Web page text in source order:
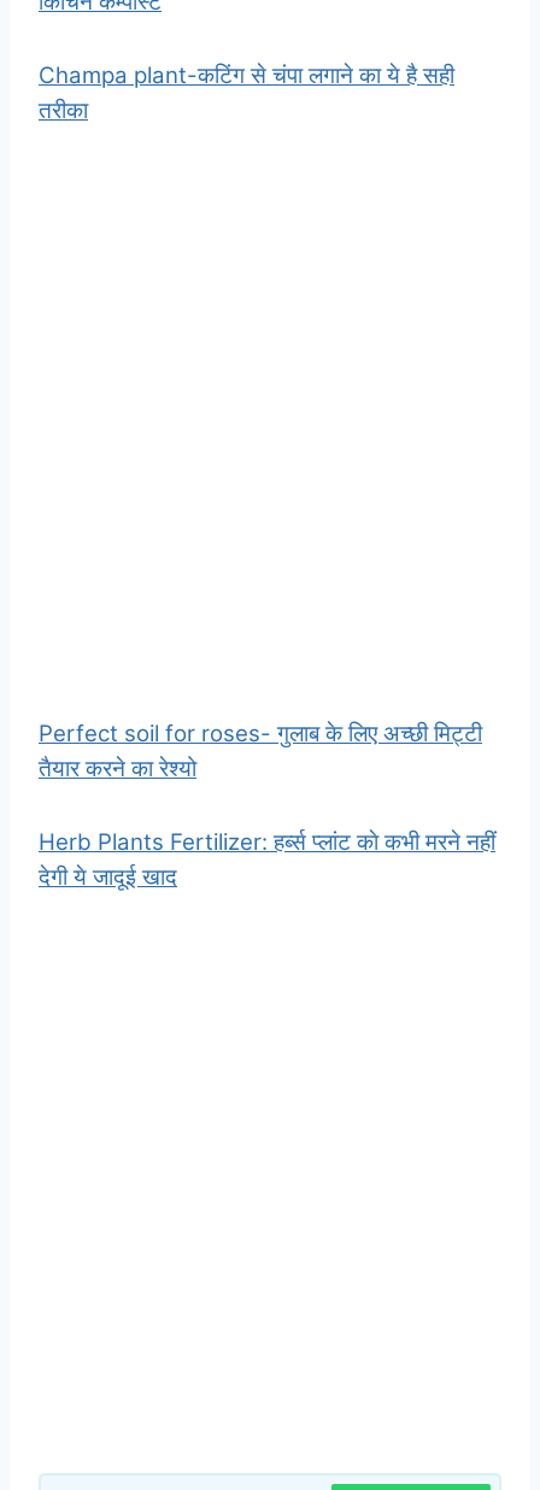
Champa plant-कटिंग से चंपा लगाने का ये है सही
तरीका
Perfect soil for roses- गुलाब के लिए अच्छी मिट्टी
तैयार करने का रेश्यो
Herb Plants Fertilizer: हर्ब्स प्लांट काे कभी मरने नहीं
देगी ये जादूई खाद